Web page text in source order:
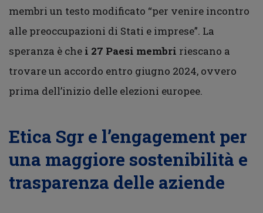
membri un testo modificato “per venire incontro
alle preoccupazioni di Stati e imprese”. La
speranza è che i 27 Paesi membri riescano a
trovare un accordo entro giugno 2024, ovvero
prima dell’inizio delle elezioni europee.
Etica Sgr e l’engagement per
una maggiore sostenibilità e
trasparenza delle aziende